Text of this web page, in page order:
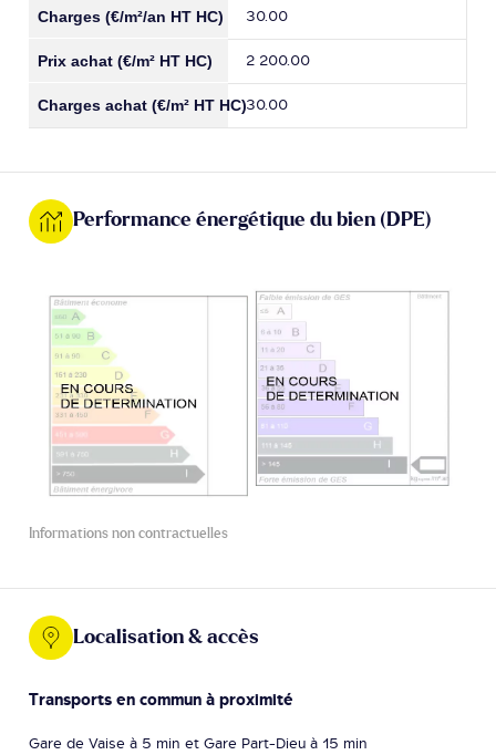
30.00
2 200.00
30.00
Performance énergétique du bien (DPE)
Informations non contractuelles
Localisation & accès
Transports en commun à proximité
Gare de Vaise à 5 min et Gare Part-Dieu à 15 min